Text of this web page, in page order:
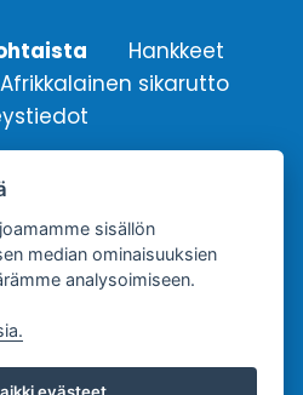
Hankkeet
Afrikkalainen sikarutto
ry.
sisällön
median ominaisuuksien
analysoimiseen.